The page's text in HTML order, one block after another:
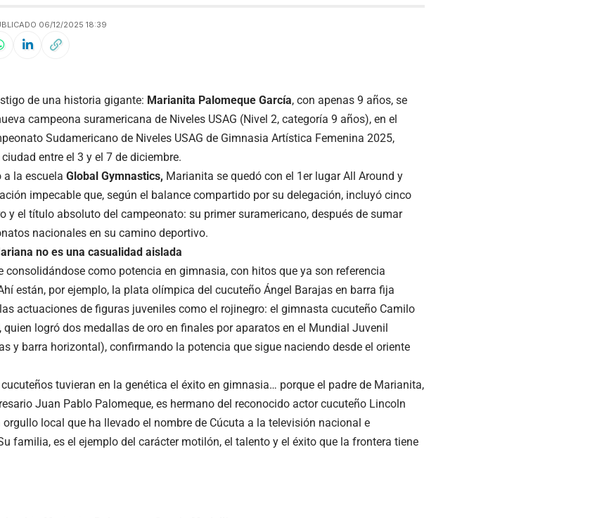
06/12/2025 18:39
de una historia gigante: Marianita Palomeque García, con apenas 9 años, se
campeona suramericana de Niveles USAG (Nivel 2, categoría 9 años), en el
Sudamericano de Niveles USAG de Gimnasia Artística Femenina 2025,
entre el 3 y el 7 de diciembre.
a la escuela Global Gymnastics, Marianita se quedó con el 1er lugar All Around y
impecable que, según el balance compartido por su delegación, incluyó cinco
y el título absoluto del campeonato: su primer suramericano, después de sumar
nacionales en su camino deportivo.
no es una casualidad aislada
consolidándose como potencia en gimnasia, con hitos que ya son referencia
están, por ejemplo, la plata olímpica del cucuteño Ángel Barajas en barra fija
actuaciones de figuras juveniles como el rojinegro: el gimnasta cucuteño Camilo
quien logró dos medallas de oro en finales por aparatos en el Mundial Juvenil
y barra horizontal), confirmando la potencia que sigue naciendo desde el oriente
tuvieran en la genética el éxito en gimnasia… porque el padre de Marianita,
Juan Pablo Palomeque, es hermano del reconocido actor cucuteño Lincoln
orgullo local que ha llevado el nombre de Cúcuta a la televisión nacional e
familia, es el ejemplo del carácter motilón, el talento y el éxito que la frontera tiene